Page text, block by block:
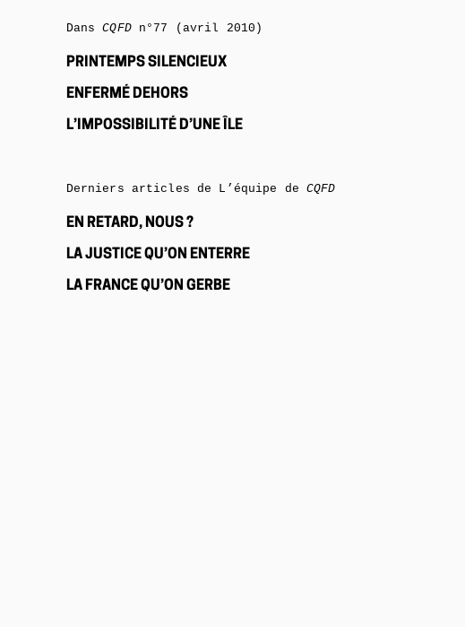
DansCQFDn°77 (avril 2010)
PRINTEMPS SILENCIEUX
ENFERMÉ DEHORS
L’IMPOSSIBILITÉ D’UNE ÎLE
Derniers articles de L’équipe de CQFD
EN RETARD, NOUS ?
LA JUSTICE QU’ON ENTERRE
LA FRANCE QU’ON GERBE